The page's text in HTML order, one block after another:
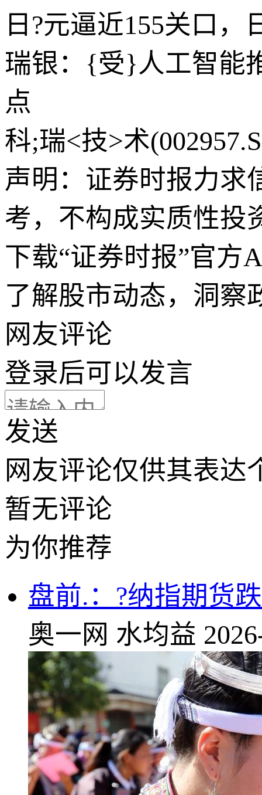
日?元逼近155关口
瑞银：{受}人工智能
点
科;瑞<技>术
声明：证券时报力求
考，不构成实质性投
下载“证券时报”官方
了解股市动态，洞察
网友评论
登录后可以发言
发送
网友评论仅供其表达
暂无评论
为你推荐
盘前.：?纳指期货
奥一网 水均益